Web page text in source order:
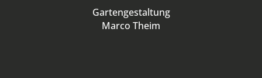
Gartengestaltung
Marco Theim